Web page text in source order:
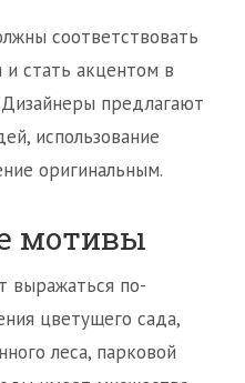
соответствовать
и стать акцентом в
предлагают
использование
оригинальным.
мотивы
выражаться по-
цветущего сада,
леса, парковой